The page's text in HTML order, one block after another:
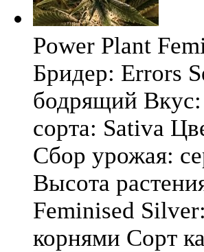
Power Plant
Бридер: Errors
бодрящий
сорта: Sativa
Сбор урожая:
Высота
Feminised
корнями Сорт